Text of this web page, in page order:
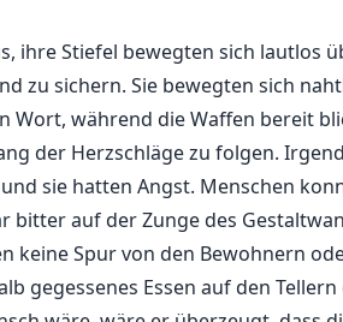
ihre Stiefel bewegten sich lautlos
zu sichern. Sie bewegten sich
Wort, während die Waffen bereit
der Herzschläge zu folgen.
sie hatten Angst. Menschen
bitter auf der Zunge des
keine Spur von den Bewohnern
gegessenes Essen auf den